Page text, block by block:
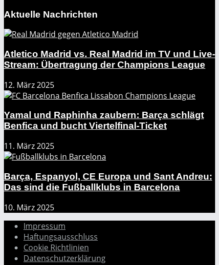
Aktuelle Nachrichten
Atletico Madrid vs. Real Madrid im TV und Live-
Stream: Übertragung der Champions League
12. März 2025
Yamal und Raphinha zaubern: Barça schlägt
Benfica und bucht Viertelfinal-Ticket
11. März 2025
Barça, Espanyol, CE Europa und Sant Andreu:
Das sind die Fußballklubs in Barcelona
10. März 2025
Impressum
Haftungsausschluss
Cookie Richtlinien
Datenschutzerklärung